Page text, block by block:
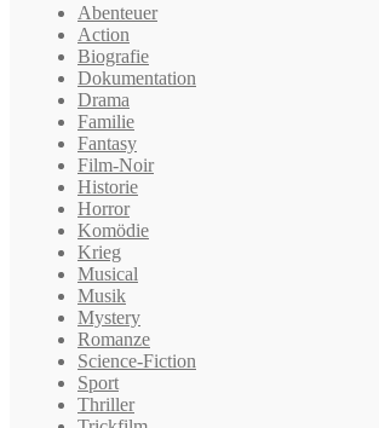
Abenteuer
Action
Biografie
Dokumentation
Drama
Familie
Fantasy
Film-Noir
Historie
Horror
Komödie
Krieg
Musical
Musik
Mystery
Romanze
Science-Fiction
Sport
Thriller